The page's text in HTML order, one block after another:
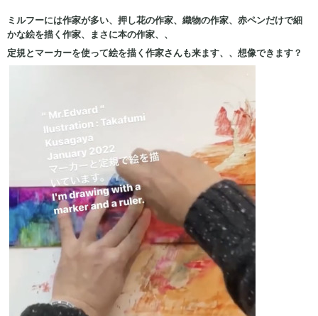
ミルフーには作家が多い、押し花の作家、織物の作家、赤ペンだけで細
かな絵を描く作家、まさに本の作家、、
定規とマーカーを使って絵を描く作家さんも来ます、、想像できます？